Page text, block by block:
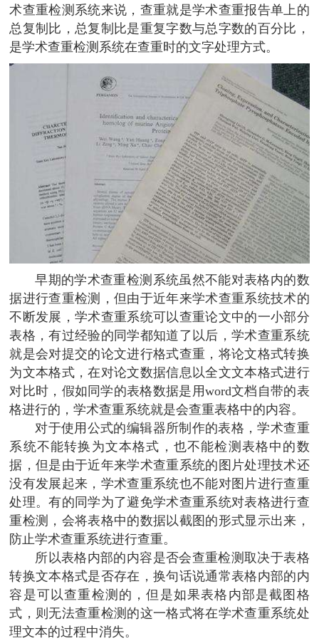
术查重检测系统来说，查重就是学术查重报告单上的
总复制比，总复制比是重复字数与总字数的百分比，
是学术查重检测系统在查重时的文字处理方式。
早期的学术查重检测系统虽然不能对表格内的数
据进行查重检测，但由于近年来学术查重系统技术的
不断发展，学术查重系统可以查重论文中的一小部分
表格，有过经验的同学都知道了以后，学术查重系统
就是会对提交的论文进行格式查重，将论文格式转换
为文本格式，在对论文数据信息以全文文本格式进行
对比时，假如同学的表格数据是用word文档自带的表
格进行的，学术查重系统就是会查重表格中的内容。
对于使用公式的编辑器所制作的表格，学术查重
系统不能转换为文本格式，也不能检测表格中的数
据，但是由于近年来学术查重系统的图片处理技术还
没有发展起来，学术查重系统也不能对图片进行查重
处理。有的同学为了避免学术查重系统对表格进行查
重检测，会将表格中的数据以截图的形式显示出来，
防止学术查重系统进行查重。
所以表格内部的内容是否会查重检测取决于表格
转换文本格式是否存在，换句话说通常表格内部的内
容是可以查重检测的，但是如果表格内部是截图格
式，则无法查重检测的这一格式将在学术查重系统处
理文本的过程中消失。